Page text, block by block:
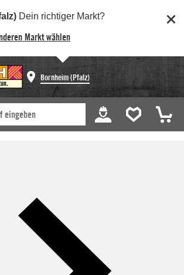
Dein richtiger Markt?
Markt wählen
Bornheim (Pfalz)